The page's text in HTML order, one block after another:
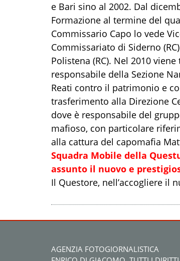
e Bari sino al 2002. Dal
Formazione al termine del
Commissario Capo lo vede
Commissariato di Siderno
Polistena (RC). Nel 2010
responsabile della Sezione
Reati contro il patrimonio e
trasferimento alla Direzione
dove è responsabile del
mafioso, con particolare
alla cattura del capomafia
Squadra Mobile della
assunto il nuovo e
Il Questore, nell’accogliere il
AGENZIA FOTOGIORNALISTICA